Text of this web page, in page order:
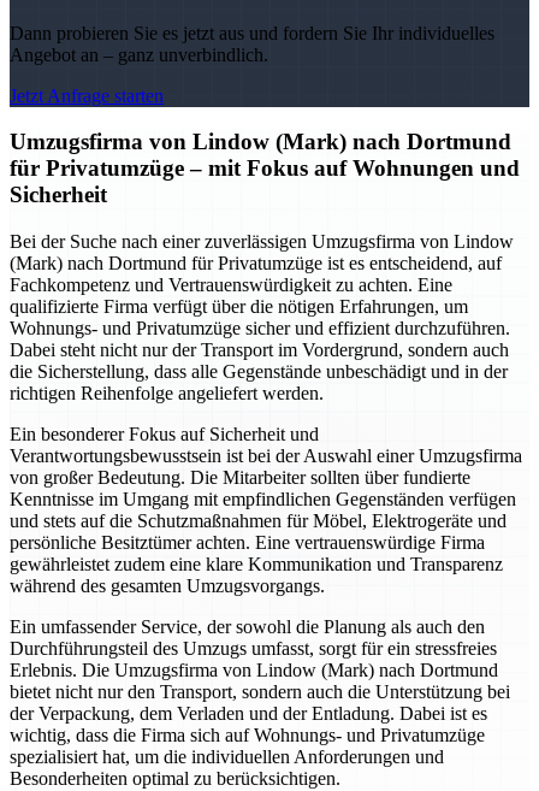
Dann probieren Sie es jetzt aus und fordern Sie Ihr individuelles
Angebot an – ganz unverbindlich.
Jetzt Anfrage starten
Umzugsfirma von Lindow (Mark) nach Dortmund
für Privatumzüge – mit Fokus auf Wohnungen und
Sicherheit
Bei der Suche nach einer zuverlässigen Umzugsfirma von Lindow
(Mark) nach Dortmund für Privatumzüge ist es entscheidend, auf
Fachkompetenz und Vertrauenswürdigkeit zu achten. Eine
qualifizierte Firma verfügt über die nötigen Erfahrungen, um
Wohnungs- und Privatumzüge sicher und effizient durchzuführen.
Dabei steht nicht nur der Transport im Vordergrund, sondern auch
die Sicherstellung, dass alle Gegenstände unbeschädigt und in der
richtigen Reihenfolge angeliefert werden.
Ein besonderer Fokus auf Sicherheit und
Verantwortungsbewusstsein ist bei der Auswahl einer Umzugsfirma
von großer Bedeutung. Die Mitarbeiter sollten über fundierte
Kenntnisse im Umgang mit empfindlichen Gegenständen verfügen
und stets auf die Schutzmaßnahmen für Möbel, Elektrogeräte und
persönliche Besitztümer achten. Eine vertrauenswürdige Firma
gewährleistet zudem eine klare Kommunikation und Transparenz
während des gesamten Umzugsvorgangs.
Ein umfassender Service, der sowohl die Planung als auch den
Durchführungsteil des Umzugs umfasst, sorgt für ein stressfreies
Erlebnis. Die Umzugsfirma von Lindow (Mark) nach Dortmund
bietet nicht nur den Transport, sondern auch die Unterstützung bei
der Verpackung, dem Verladen und der Entladung. Dabei ist es
wichtig, dass die Firma sich auf Wohnungs- und Privatumzüge
spezialisiert hat, um die individuellen Anforderungen und
Besonderheiten optimal zu berücksichtigen.